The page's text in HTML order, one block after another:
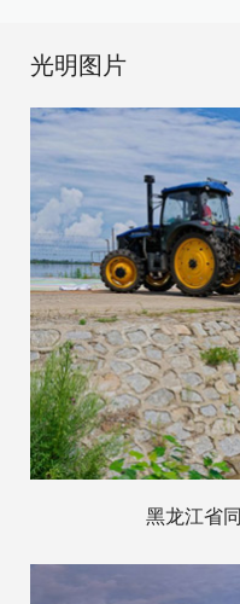
光明图片
黑龙江省